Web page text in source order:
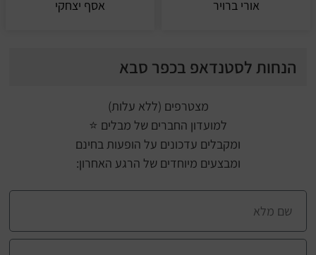
אורי ברויר אסף יצחקי
הנחות לסטנדאפ בכפר סבא
מצטרפים (ללא עלות)
למועדון החברים של מבלים ⭐
ומקבלים עדכונים על הופעות בחינם
ומבצעים מיוחדים של הרגע האחרון: